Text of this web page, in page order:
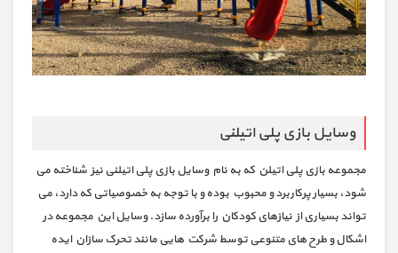
وسایل بازی پلی اتیلنی
مجموعه بازی پلی اتیلن که به نام وسایل بازی پلی اتیلنی نیز شناخته می
شود، بسیار پرکاربرد و محبوب بوده و با توجه به خصوصیاتی که دارد، می
تواند بسیاری از نیازهای کودکان را برآورده سازد. وسایل این مجموعه در
اشکال و طرح های متنوعی توسط شرکت هایی مانند تحرک سازان ایده